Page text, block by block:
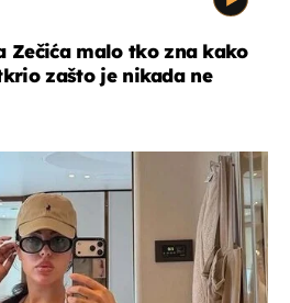
Zečića malo tko zna kako
zašto je nikada ne